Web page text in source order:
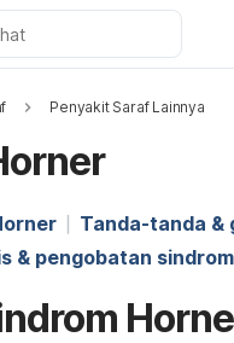
Penyakit Saraf Lainnya
Tanda-tanda &
& pengobatan